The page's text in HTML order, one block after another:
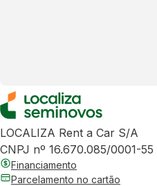
LOCALIZA Rent a Car S/A
CNPJ nº 16.670.085/0001-55
Financiamento
Parcelamento no cartão